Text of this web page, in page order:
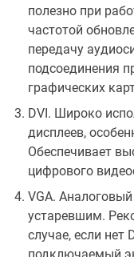
полезно при
частотой
передачу
подсоединения
графических
DVI. Широко
дисплеев,
Обеспечивает
цифрового
VGA. Аналоговый
устаревшим.
случае, если нет